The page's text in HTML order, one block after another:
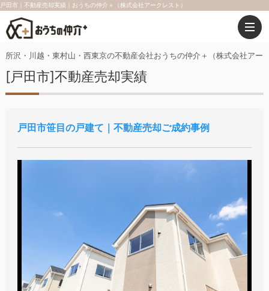
戸田市｜不動産売却実績｜おうちの仲介＋（株式会社アークレスト）
所沢・川越・東村山・西東京の不動産会社おうちの仲介＋（株式会社アー
[戸田市]不動産売却実績
戸田市笹目の戸建て｜不動産売却ご成約事例